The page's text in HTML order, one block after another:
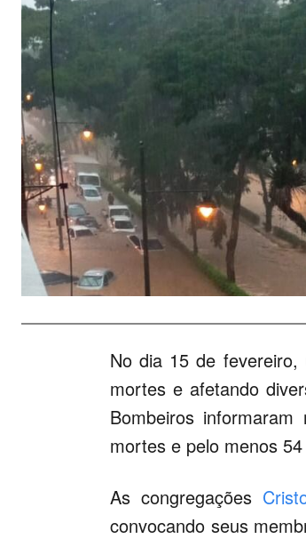
No dia 15 de
mortes e afetando
Bombeiros
mortes e pelo menos
As congregações
convocando seus